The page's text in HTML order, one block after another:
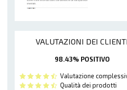
VALUTAZIONI DEI
98.43% POSITIVO
Valutazione
Qualità dei prodotti